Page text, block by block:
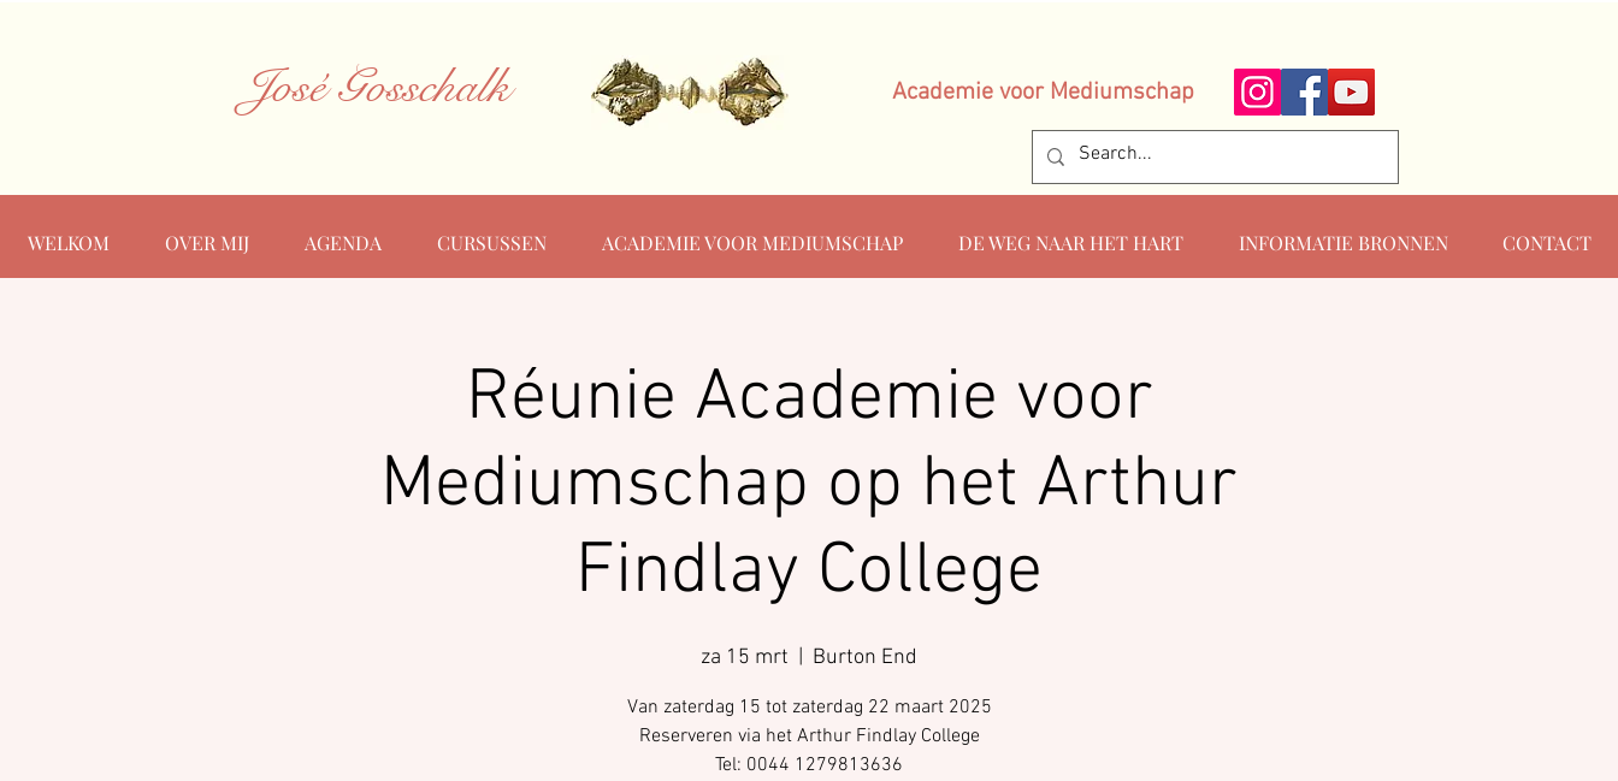
José Gosschalk Academie voor Mediumschap
WELKOM OVER MIJ AGENDA CURSUSSEN ACADEMIE VOOR MEDIUMSCHAP DE WEG NAAR HET HART INFORMATIE BRONNEN CONTACT
Réunie Academie voor
Mediumschap op het Arthur
Findlay College
za 15 mrt Burton End
Van zaterdag 15 tot zaterdag 22 maart 2025
Reserveren via het Arthur Findlay College
Tel: 0044 1279813636